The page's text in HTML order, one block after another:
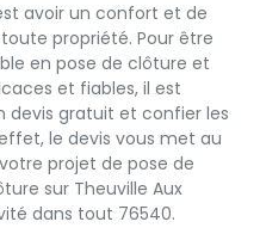
avoir un confort et de
propriété. Pour être
en pose de clôture et
et fiables, il est
gratuit et confier les
le devis vous met au
projet de pose de
sur Theuville Aux
dans tout 76540.